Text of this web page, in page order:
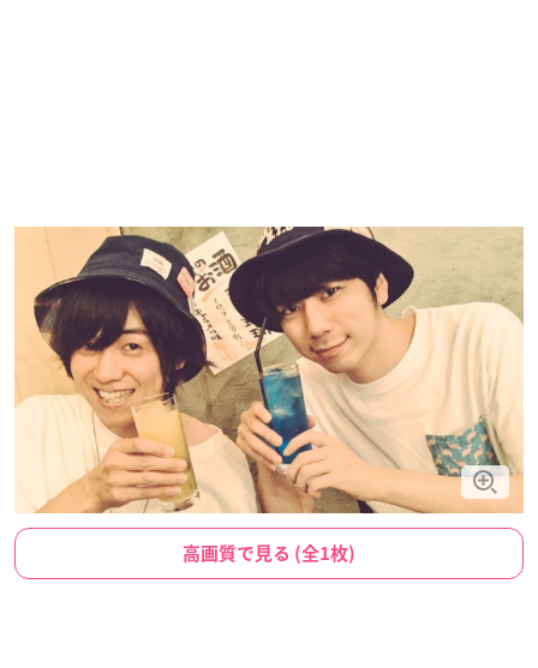
高画質で見る (全1枚)